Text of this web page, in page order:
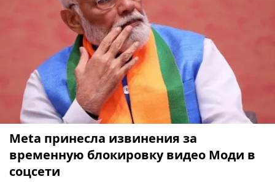
Meta принесла извинения за
временную блокировку видео Моди в
соцсети